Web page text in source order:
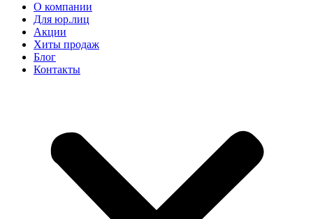
О компании
Для юр.лиц
Акции
Хиты продаж
Блог
Контакты